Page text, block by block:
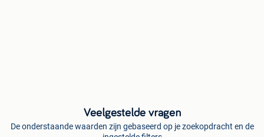
Veelgestelde vragen
De onderstaande waarden zijn gebaseerd op je zoekopdracht en de